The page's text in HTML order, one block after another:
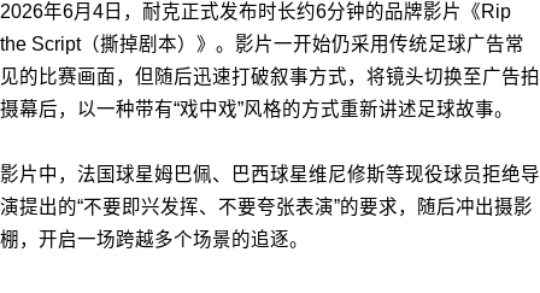
2026年6月4日，耐克正式发布时长约6分钟的品牌影片《Rip
the Script（撕掉剧本）》。影片一开始仍采用传统足球广告常
见的比赛画面，但随后迅速打破叙事方式，将镜头切换至广告拍
摄幕后，以一种带有“戏中戏”风格的方式重新讲述足球故事。
影片中，法国球星姆巴佩、巴西球星维尼修斯等现役球员拒绝导
演提出的“不要即兴发挥、不要夸张表演”的要求，随后冲出摄影
棚，开启一场跨越多个场景的追逐。